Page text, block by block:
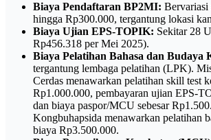
Biaya Pendaftaran BP2MI: Bervariasi
hingga Rp300.000, tergantung lokasi
Biaya Ujian EPS-TOPIK: Sekitar 28
Rp456.318 per Mei 2025).
Biaya Pelatihan Bahasa dan Budaya
tergantung lembaga pelatihan (LPK).
Cerdas menawarkan pelatihan skill test
Rp1.000.000, pembayaran ujian EPS-
dan biaya paspor/MCU sebesar
Kongbuhapsida menawarkan pelatihan
biaya Rp3.500.000.